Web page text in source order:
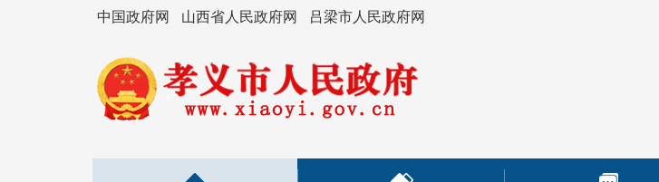
中国政府网 山西省人民政府网 吕梁市人民政府网